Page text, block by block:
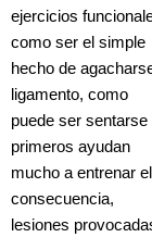
ejercicios
como ser el simple
hecho de
ligamento, como
puede ser
primeros ayudan
mucho a entrenar
consecuencia,
lesiones